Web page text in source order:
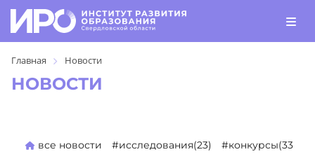
Главная Новости
НОВОСТИ
все новости #исследования(23) #конкурсы(330)